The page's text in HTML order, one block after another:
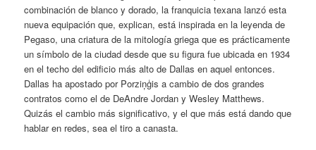
combinación de blanco y dorado, la franquicia texana lanzó esta
nueva equipación que, explican, está inspirada en la leyenda de
Pegaso, una criatura de la mitología griega que es prácticamente
un símbolo de la ciudad desde que su figura fue ubicada en 1934
en el techo del edificio más alto de Dallas en aquel entonces.
Dallas ha apostado por Porziņģis a cambio de dos grandes
contratos como el de DeAndre Jordan y Wesley Matthews.
Quizás el cambio más significativo, y el que más está dando que
hablar en redes, sea el tiro a canasta.